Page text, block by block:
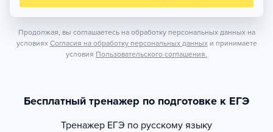
Продолжая, вы соглашаетесь на обработку персональных данных на
условиях Согласия на обработку персональных данных и принимаете
условия Пользовательского соглашения.
Бесплатный тренажер по подготовке к ЕГЭ
Тренажер ЕГЭ по русскому языку